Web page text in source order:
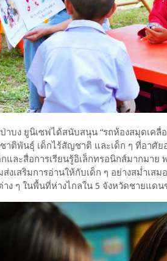
าบง ยูนิเซฟได้สนับสนุน “รถห้องสมุดเคลื่
าติพันธุ์ เด็กไร้สัญชาติ และเด็ก ๆ ที่อาศั
และสื่อการเรียนรู้อิเล็กทรอนิกส์มากมา
งเสริมการอ่านให้กับเด็ก ๆ อย่างสม่ำเ
าง ๆ ในพื้นที่ห่างไกลใน 5 จังหวัดชายแด